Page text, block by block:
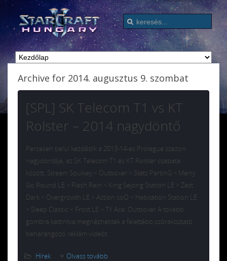
Archive for 2014. augusztus 9. szombat
[SPL] SK Telecom T1 vs KT
Rolster – 2014 nagydöntő
Perceken belül kezdődik a 2013-14-es Prolegue szezon
nagydöntője, az SK Telecom T1 és KT Rolster csapata
között. Stream Soulkey < Outboxer > Stats PartinG < Merry
Go Round LE > Flash Rain < King Sejong Station LE > Zest
Dark < Overgrowth LE > Action soO < Habitation Station LE
> Sleep Classic < Frost LE > TY Ace: Outboxer A tovább
gombra kattintva megnézhetitek a felettébb szórakoztató
beharangozó reklám videót.
Hírek Olvass tovább